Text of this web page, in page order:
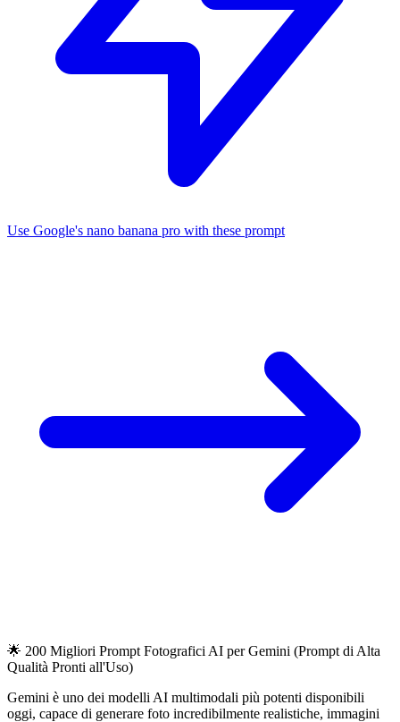
Use Google's nano banana pro with these prompt
🌟 200 Migliori Prompt Fotografici AI per Gemini (Prompt di Alta
Qualità Pronti all'Uso)
Gemini è uno dei modelli AI multimodali più potenti disponibili
oggi, capace di generare foto incredibilmente realistiche, immagini